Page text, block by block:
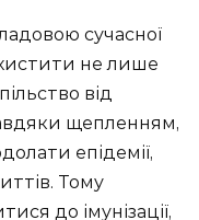
сучасної
не лише
від
щепленням,
епідемії,
Тому
до імунізації,